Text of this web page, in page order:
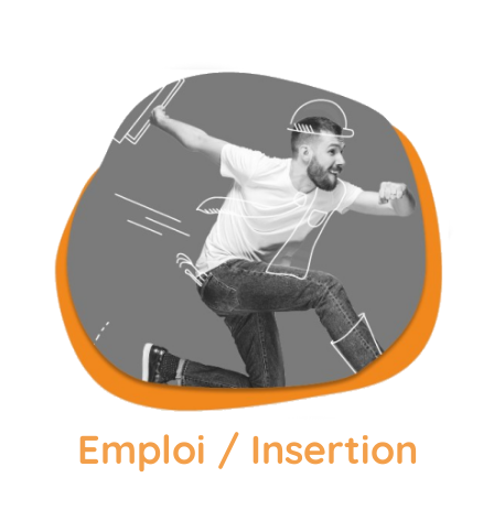
Emploi / Insertion